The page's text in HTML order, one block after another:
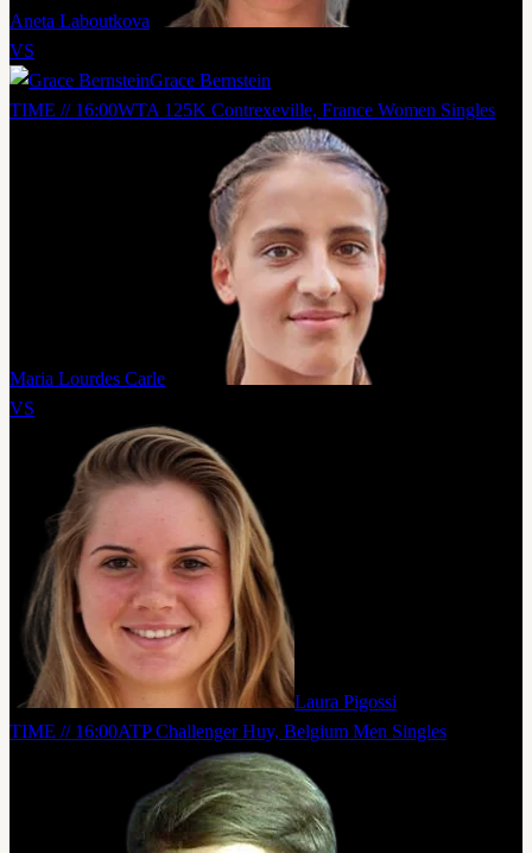
Aneta Laboutkova
VS
Grace Bernstein
TIME // 16:00WTA 125K Contrexeville, France Women Singles
Maria Lourdes Carle
VS
Laura Pigossi
TIME // 16:00ATP Challenger Huy, Belgium Men Singles